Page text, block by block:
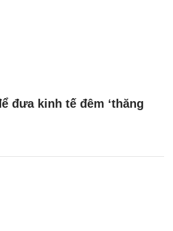
đưa kinh tế đêm ‘thăng